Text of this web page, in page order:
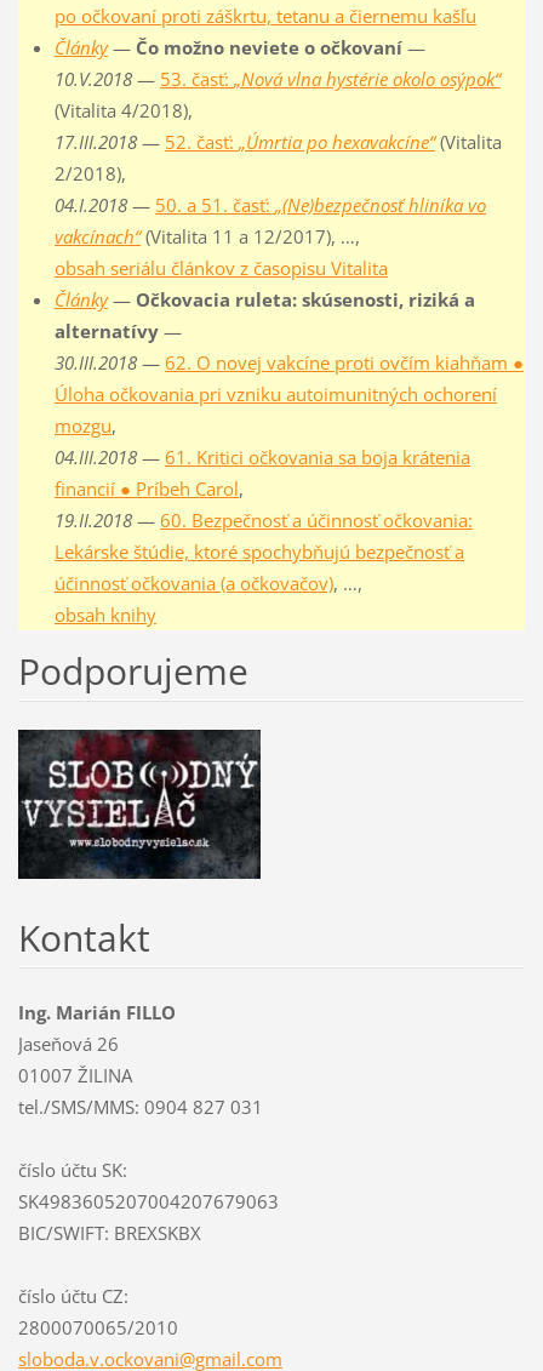
po očkovaní proti záškrtu, tetanu a čiernemu kašľu
Články— Čo možno neviete o očkovaní—
10.V.2018— 53. časť: „Nová vlna hystérie okolo osýpok“
(Vitalita 4/2018),
17.III.2018— 52. časť: „Úmrtia po hexavakcíne“(Vitalita
2/2018),
04.I.2018— 50. a 51. časť: „(Ne)bezpečnosť hliníka vo
vakcínach“(Vitalita 11 a 12/2017), …,
obsah seriálu článkov z časopisu Vitalita
Články— Očkovacia ruleta: skúsenosti, riziká a
alternatívy—
30.III.2018— 62. O novej vakcíne proti ovčím kiahňam ●
Úloha očkovania pri vzniku autoimunitných ochorení
mozgu,
04.III.2018— 61. Kritici očkovania sa boja krátenia
financií ● Príbeh Carol,
19.II.2018— 60. Bezpečnosť a účinnosť očkovania:
Lekárske štúdie, ktoré spochybňujú bezpečnosť a
účinnosť očkovania (a očkovačov), …,
obsah knihy
Podporujeme
Kontakt
Ing. Marián FILLO
Jaseňová 26
01007 ŽILINA
tel./SMS/MMS: 0904 827 031
číslo účtu SK:
SK4983605207004207679063
BIC/SWIFT: BREXSKBX
číslo účtu CZ:
2800070065/2010
sloboda.v.ockovani@gmail.com